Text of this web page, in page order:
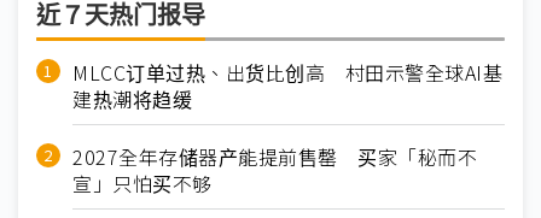
近７天热门报导
MLCC订单过热、出货比创高 村田示警全球AI基
建热潮将趋缓
2027全年存储器产能提前售罄 买家「秘而不
宣」只怕买不够